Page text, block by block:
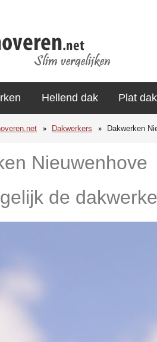
Hellend dak Plat dak
Dakwerkers Dakwerken
Nieuwenhove
de